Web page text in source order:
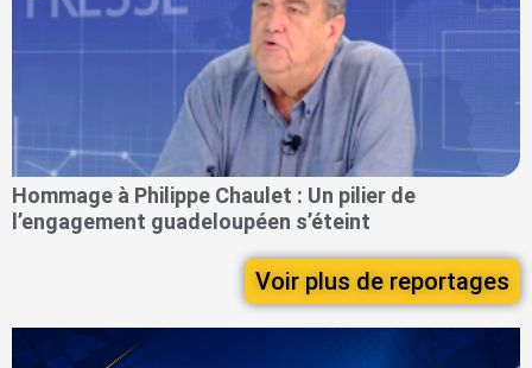
Hommage à Philippe Chaulet : Un pilier de
l’engagement guadeloupéen s’éteint
Voir plus de reportages